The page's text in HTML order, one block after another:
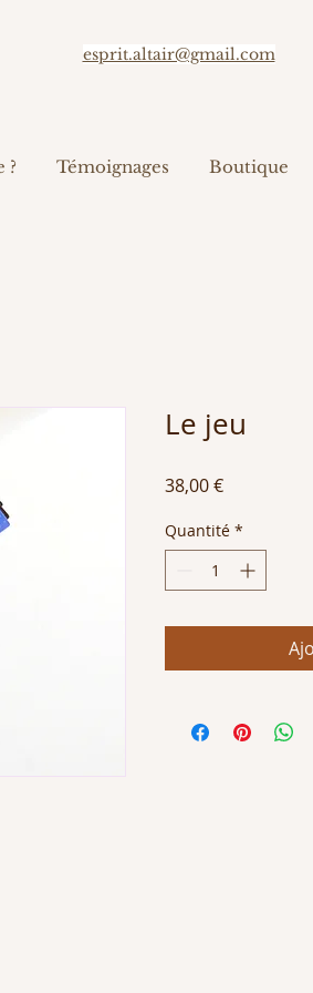
esprit.altair@gmail.com
? Témoignages Boutique
Le jeu
38,00 €Prix
Quantité *